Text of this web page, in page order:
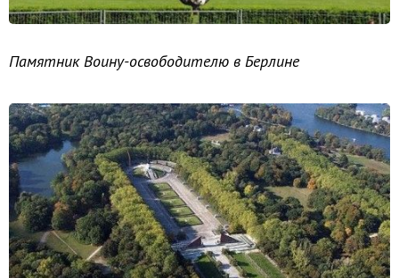
Памятник Воину-освободителю в Берлине